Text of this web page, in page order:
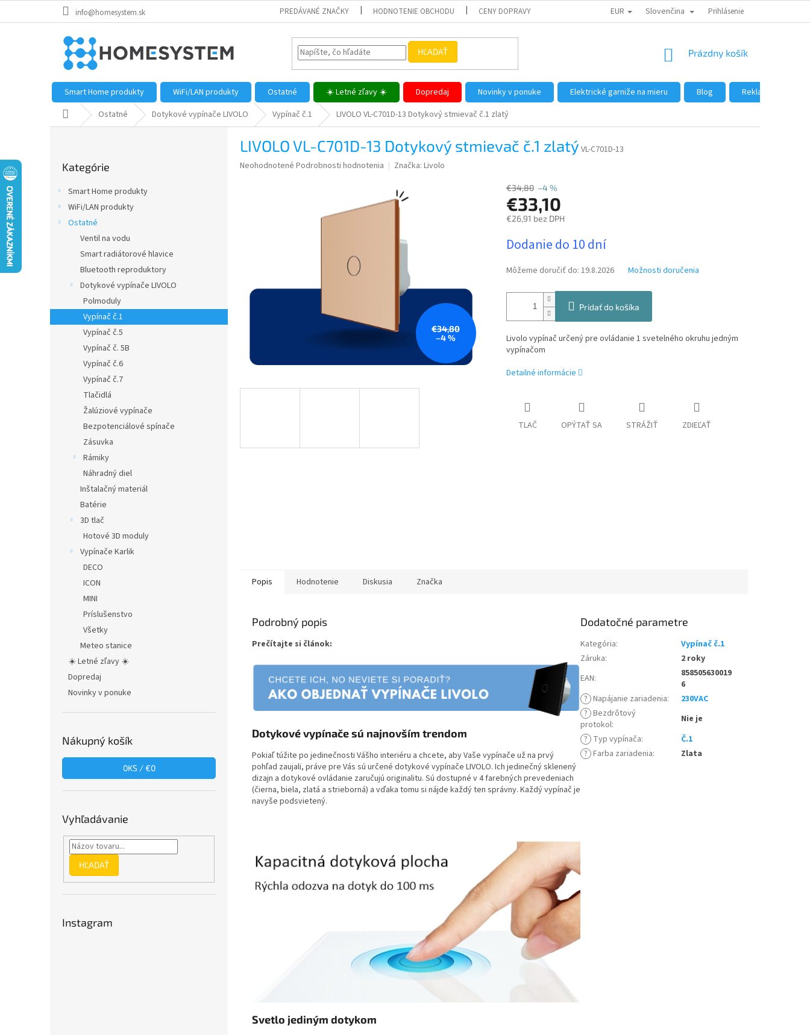
info@homesystem.sk PREDÁVANÉ ZNAČKY HODNOTENIE OBCHODU CENY DOPRAVY DÔVODY NÁKUPU U NÁS AKO NAKUPOVAŤ VEĽKOOBCHOD
EUR Slovenčina Prihlásenie
HĽADAŤ
NÁKUPNÝ
Prázdny košík
Smart Home produkty WiFi/LAN produkty Ostatné ☀️ Letné zľavy ☀️ Dopredaj Novinky v ponuke Elektrické garniže na mieru Blog
Reklamácie a
Domov Ostatné Dotykové vypínače LIVOLO Vypínač č.1 LIVOLO VL-C701D-13 Dotykový stmievač č.1 zlatý
kategórie
Kategórie
Smart Home produkty
WiFi/LAN produkty
Ostatné
Ventil na vodu
Smart radiátorové hlavice
Bluetooth reproduktory
Dotykové vypínače LIVOLO
Polmoduly
Vypínač č.1
Vypínač č.5
Vypínač č. 5B
Vypínač č.6
Vypínač č.7
Tlačidlá
Žalúziové vypínače
Bezpotenciálové spínače
Zásuvka
Rámiky
Náhradný diel
Inštalačný materiál
Batérie
3D tlač
Hotové 3D moduly
Vypínače Karlik
DECO
ICON
MINI
Príslušenstvo
Všetky
Meteo stanice
☀️ Letné zľavy ☀️
Dopredaj
Novinky v ponuke
Nákupný košík
0KS /€0
Vyhľadávanie
HĽADAŤ
Instagram
LIVOLO VL-C701D-13 Dotykový stmievač č.1 zlatý VL-C701D-13
Priemerné
Neohodnotené Podrobnosti hodnotenia Značka: Livolo
€34,80
–4 %
€34,80 –4 %
€33,10
€26,91 bez DPH
cena:
Dodanie do 10 dní
Môžeme doručiť do: 19.8.2026 Možnosti doručenia
Pridať do košíka
Livolo vypínač určený pre ovládanie 1 svetelného okruhu jedným
vypínačom
Detailné informácie
TLAČ OPÝTAŤ SA STRÁŽIŤ ZDIEĽAŤ
Popis Hodnotenie Diskusia Značka
Podrobný popis
Prečítajte si článok:
Dotykové vypínače sú najnovším trendom
Pokiaľ túžite po jedinečnosti Vášho interiéru a chcete, aby Vaše vypínače už na prvý
pohľad zaujali, práve pre Vás sú určené dotykové vypínače LIVOLO. Ich jedinečný sklenený
dizajn a dotykové ovládanie zaručujú originalitu. Sú dostupné v 4 farebných prevedeniach
(čierna, biela, zlatá a strieborná) a vďaka tomu si nájde každý ten správny. Každý vypínač je
navyše podsvietený.
Svetlo jediným dotykom
Dodatočné parametre
Kategória:
Vypínač č.1
Záruka:
2 roky
EAN:
858505630019
6
? Napájanie zariadenia:
230VAC
? Bezdrôtový
protokol:
Nie je
? Typ vypínača:
Č.1
? Farba zariadenia: Zlata